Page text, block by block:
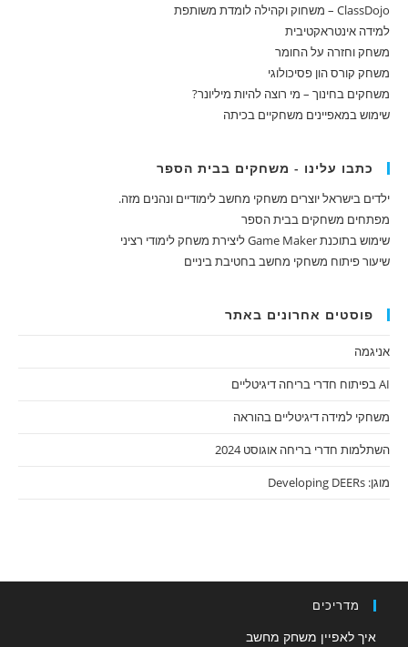
ClassDojo – משחוק וקהילה לומדת משותפת
למידה אינטראקטיבית
משחק וחזרה על החומר
משחק קורס הון פסיכולוגי
משחקים בחינוך – מי רוצה להיות מיליונר?
שימוש במאפיינים משחקיים בכיתה
כתבו עלינו - משחקים בבית הספר
ילדים בישראל יוצרים משחקי מחשב לימודיים ונהנים מזה.
מפתחים משחקים בבית הספר
שימוש בתוכנת Game Maker ליצירת משחק לימודי רציני
שיעור פיתוח משחקי מחשב בחטיבת ביניים
פוסטים אחרונים באתר
אניגמה
AI בפיתוח חדרי בריחה דיגיטליים
משחקי למידה דיגיטליים בהוראה
השתלמות חדרי בריחה אוגוסט 2024
מוגן: Developing DEERs
מדריכים
איך לאפיין משחק מחשב